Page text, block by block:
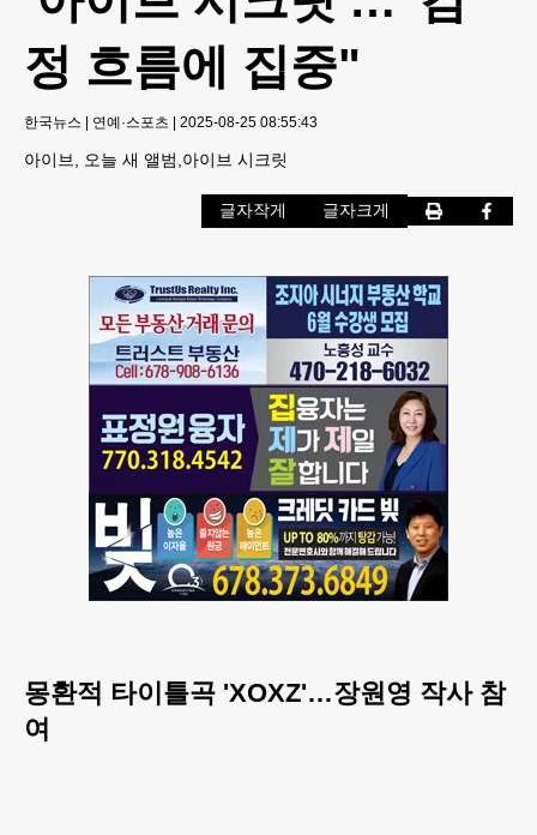
정 흐름에 집중"
한국뉴스 | 연예·스포츠 | 2025-08-25 08:55:43
아이브, 오늘 새 앨범,아이브 시크릿
글자작게 글자크게
몽환적 타이틀곡 'XOXZ'…장원영 작사 참
여